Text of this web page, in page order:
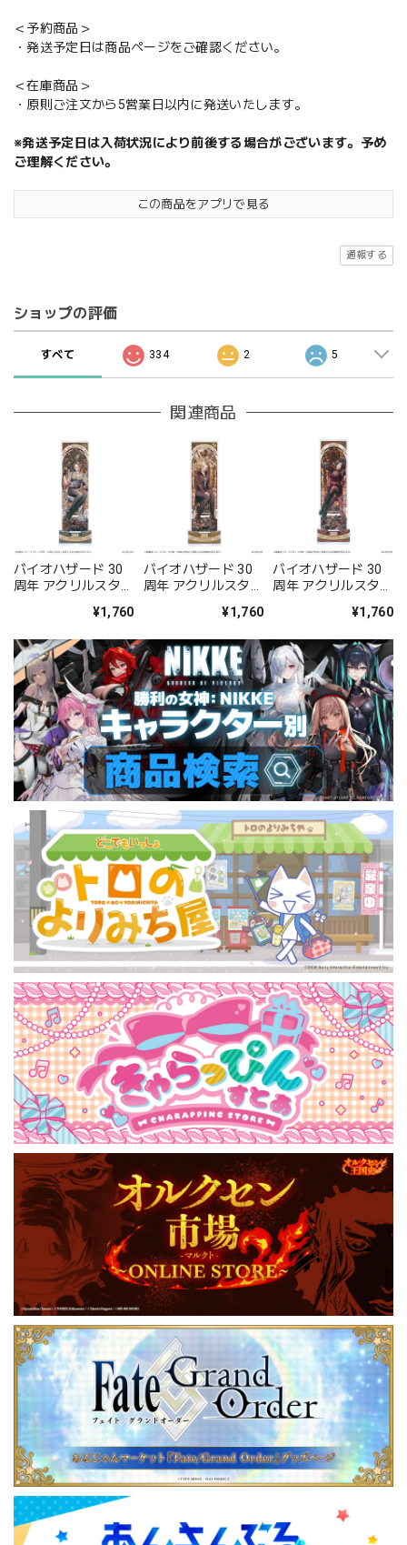
＜予約商品＞
・発送予定日は商品ページをご確認ください。
＜在庫商品＞
・原則ご注文から5営業日以内に発送いたします。
※発送予定日は入荷状況により前後する場合がございます。予め
ご理解ください。
この商品をアプリで見る
通報する
ショップの評価
すべて 334 2 5
関連商品
バイオハザード 30
周年 アクリルスタン
¥1,760
バイオハザード 30
周年 アクリルスタン
¥1,760
バイオハザード 30
周年 アクリルスタン
¥1,760